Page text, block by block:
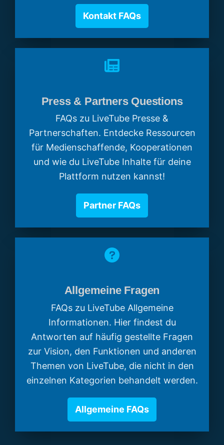
Kontakt FAQs
Press & Partners Questions
FAQs zu LiveTube Presse &
Partnerschaften. Entdecke Ressourcen
für Medienschaffende, Kooperationen
und wie du LiveTube Inhalte für deine
Plattform nutzen kannst!
Partner FAQs
Allgemeine Fragen
FAQs zu LiveTube Allgemeine
Informationen. Hier findest du
Antworten auf häufig gestellte Fragen
zur Vision, den Funktionen und anderen
Themen von LiveTube, die nicht in den
einzelnen Kategorien behandelt werden.
Allgemeine FAQs